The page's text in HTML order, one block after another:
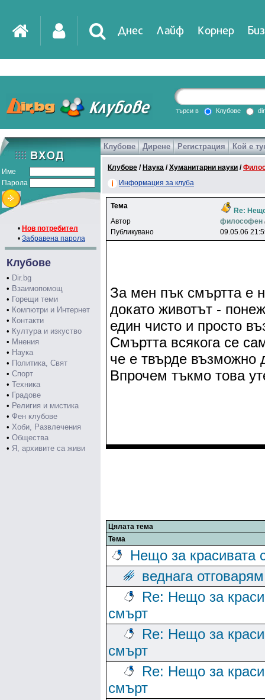
Днес Лайф Корнер
DirTV Impressio
Games
търси в Клубове
Име
Парола
• Нов потребител
• Забравена парола
Клубове
• Dir.bg
• Взаимопомощ
• Горещи теми
• Компютри и Интернет
• Контакти
• Култура и изкуство
• Мнения
• Наука
• Политика, Свят
• Спорт
• Техника
• Градове
• Религия и мистика
• Фен клубове
• Хоби, Развлечения
• Общества
• Я, архивите са живи
Клубове Дирене Регистрация Кой е
Клубове / Наука /Хуманитарни науки /
Информация за клуба
Тема
Re:
Автор
филocoфeн
Публикувано
09.05.06
За мен пък смъртта е
докато животът -
един чисто и просто
Смъртта всякога се
че е твърде
Впрочем тъкмо това
Цялата тема
Тема
Нещо за красивата
веднага
Re: Нещо за
смърт
Re: Нещо за
смърт
Re: Нещо за
смърт